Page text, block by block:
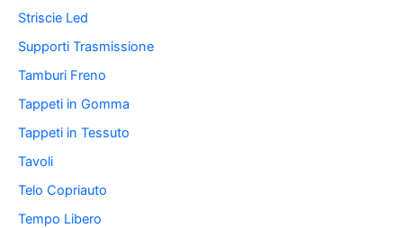
Striscie Led
Supporti Trasmissione
Tamburi Freno
Tappeti in Gomma
Tappeti in Tessuto
Tavoli
Telo Copriauto
Tempo Libero